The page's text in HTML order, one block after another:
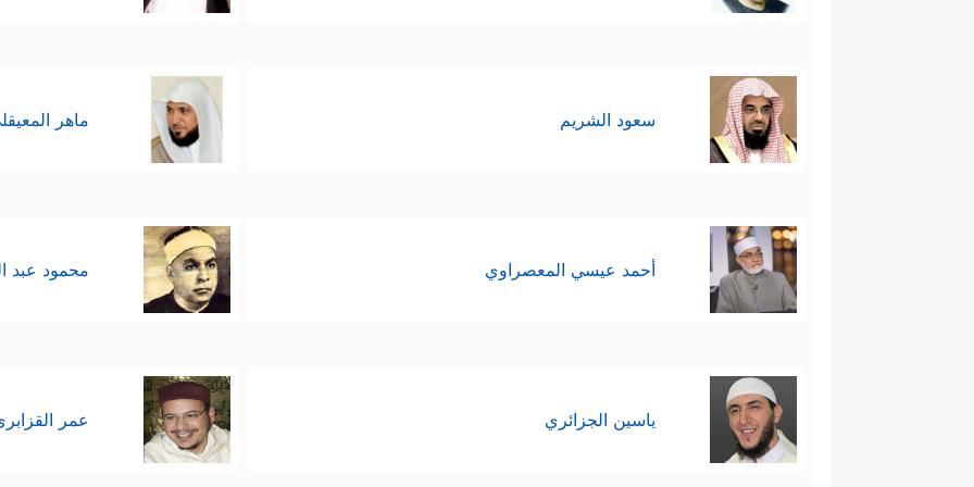
سعود الشريم ماهر
أحمد عيسي المعصراوي محمود عبد
ياسين الجزائري عمر